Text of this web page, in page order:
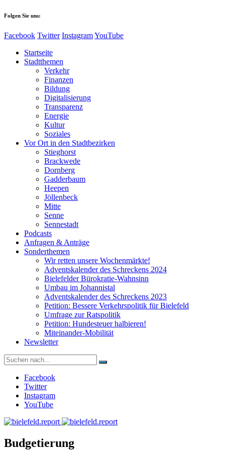
Folgen Sie uns:
Facebook Twitter InstagramYouTube
Startseite
Stadtthemen
Verkehr
Finanzen
Bildung
Digitalisierung
Transparenz
Energie
Kultur
Soziales
Vor Ort in den Stadtbezirken
Stieghorst
Brackwede
Dornberg
Gadderbaum
Heepen
Jöllenbeck
Mitte
Senne
Sennestadt
Podcasts
Anfragen & Anträge
Sonderthemen
Wir retten unsere Wochenmärkte!
Adventskalender des Schreckens 2024
Bielefelder Bürokratie-Wahnsinn
Umbau im Johannistal
Adventskalender des Schreckens 2023
Petition: Bessere Verkehrspolitik für Bielefeld​​
Umfrage zur Ratspolitik
Petition: Hundesteuer halbieren!
Miteinander-Mobilität
Newsletter
Suche
nach:
Facebook
Twitter
Instagram
YouTube
Budgetierung